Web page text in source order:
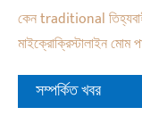
কেন traditional
মাইক্রোক্রিস্টালাইন মোম
সম্পর্কিত খবর